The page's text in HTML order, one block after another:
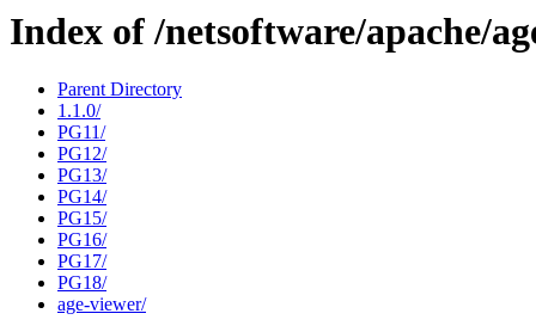
Index of /netsoftware/apache/
Parent Directory
1.1.0/
PG11/
PG12/
PG13/
PG14/
PG15/
PG16/
PG17/
PG18/
age-viewer/